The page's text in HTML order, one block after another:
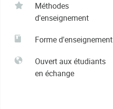
Méthodes
d'enseignement
Forme d'enseignement
Ouvert aux étudiants
en échange